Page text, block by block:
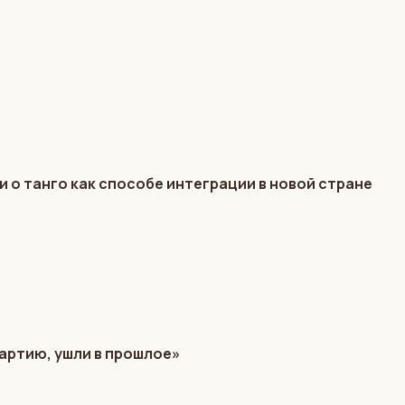
танго как способе интеграции в новой стране
ушли в прошлое»